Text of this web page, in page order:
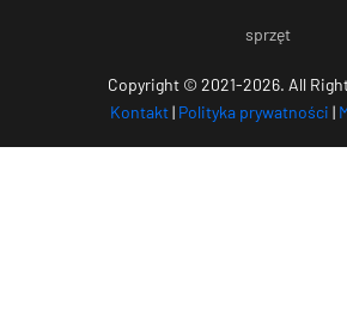
sprzęt
Copyright © 2021-2026. All
Kontakt| Polityka prywatności |